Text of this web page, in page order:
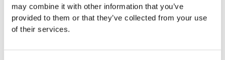
may combine it with other information that you’ve
provided to them or that they’ve collected from your use
of their services.
Material